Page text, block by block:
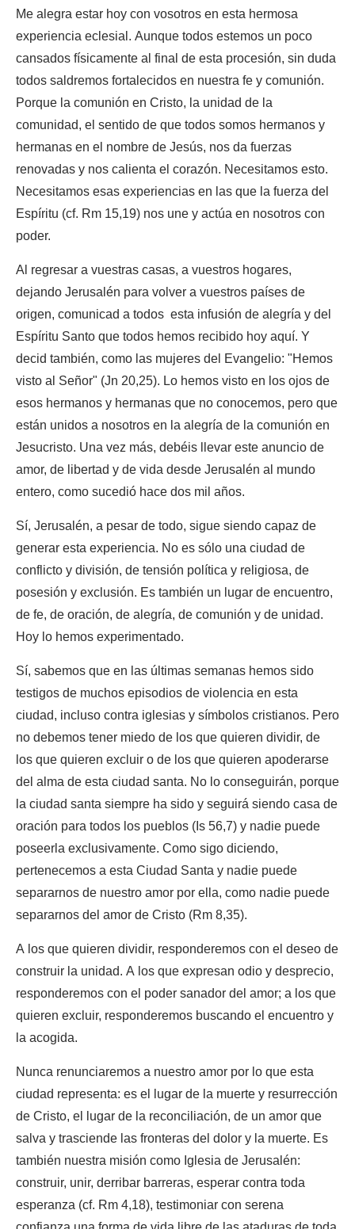
Me alegra estar hoy con vosotros en esta hermosa
experiencia eclesial. Aunque todos estemos un poco
cansados físicamente al final de esta procesión, sin duda
todos saldremos fortalecidos en nuestra fe y comunión.
Porque la comunión en Cristo, la unidad de la
comunidad, el sentido de que todos somos hermanos y
hermanas en el nombre de Jesús, nos da fuerzas
renovadas y nos calienta el corazón. Necesitamos esto.
Necesitamos esas experiencias en las que la fuerza del
Espíritu (cf. Rm 15,19) nos une y actúa en nosotros con
poder.
Al regresar a vuestras casas, a vuestros hogares,
dejando Jerusalén para volver a vuestros países de
origen, comunicad a todos esta infusión de alegría y del
Espíritu Santo que todos hemos recibido hoy aquí. Y
decid también, como las mujeres del Evangelio: "Hemos
visto al Señor" (Jn 20,25). Lo hemos visto en los ojos de
esos hermanos y hermanas que no conocemos, pero que
están unidos a nosotros en la alegría de la comunión en
Jesucristo. Una vez más, debéis llevar este anuncio de
amor, de libertad y de vida desde Jerusalén al mundo
entero, como sucedió hace dos mil años.
Sí, Jerusalén, a pesar de todo, sigue siendo capaz de
generar esta experiencia. No es sólo una ciudad de
conflicto y división, de tensión política y religiosa, de
posesión y exclusión. Es también un lugar de encuentro,
de fe, de oración, de alegría, de comunión y de unidad.
Hoy lo hemos experimentado.
Sí, sabemos que en las últimas semanas hemos sido
testigos de muchos episodios de violencia en esta
ciudad, incluso contra iglesias y símbolos cristianos. Pero
no debemos tener miedo de los que quieren dividir, de
los que quieren excluir o de los que quieren apoderarse
del alma de esta ciudad santa. No lo conseguirán, porque
la ciudad santa siempre ha sido y seguirá siendo casa de
oración para todos los pueblos (Is 56,7) y nadie puede
poseerla exclusivamente. Como sigo diciendo,
pertenecemos a esta Ciudad Santa y nadie puede
separarnos de nuestro amor por ella, como nadie puede
separarnos del amor de Cristo (Rm 8,35).
A los que quieren dividir, responderemos con el deseo de
construir la unidad. A los que expresan odio y desprecio,
responderemos con el poder sanador del amor; a los que
quieren excluir, responderemos buscando el encuentro y
la acogida.
Nunca renunciaremos a nuestro amor por lo que esta
ciudad representa: es el lugar de la muerte y resurrección
de Cristo, el lugar de la reconciliación, de un amor que
salva y trasciende las fronteras del dolor y la muerte. Es
también nuestra misión como Iglesia de Jerusalén:
construir, unir, derribar barreras, esperar contra toda
esperanza (cf. Rm 4,18), testimoniar con serena